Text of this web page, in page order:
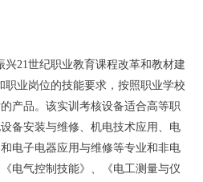
兴21世纪职业教育课程改革和教材建
职业岗位的技能要求，按照职业学校
产品。该实训考核设备适合高等职
备安装与维修、机电技术应用、电
电子电器应用与维修等专业和非电
电气控制技能》、《电工测量与仪